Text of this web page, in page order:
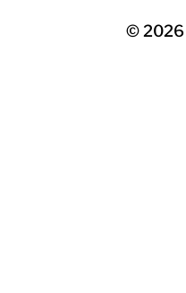
© 2026